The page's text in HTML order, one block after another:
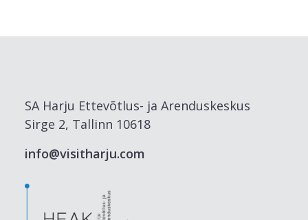
SA Harju Ettevõtlus- ja Arenduskeskus
Sirge 2, Tallinn 10618
info@visitharju.com